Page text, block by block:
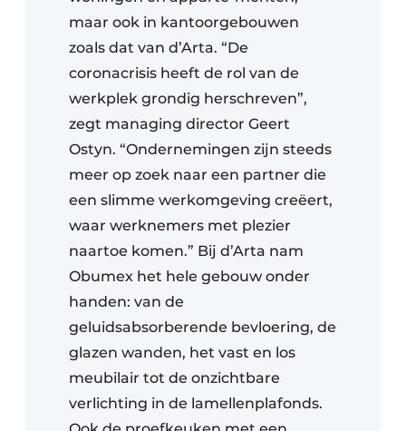
maar ook in kantoorgebouwen
zoals dat van d’Arta. “De
coronacrisis heeft de rol van de
werkplek grondig herschreven”,
zegt managing director Geert
Ostyn. “Ondernemingen zijn steeds
meer op zoek naar een partner die
een slimme werkomgeving creëert,
waar werknemers met plezier
naartoe komen.” Bij d’Arta nam
Obumex het hele gebouw onder
handen: van de
geluidsabsorberende bevloering, de
glazen wanden, het vast en los
meubilair tot de onzichtbare
verlichting in de lamellenplafonds.